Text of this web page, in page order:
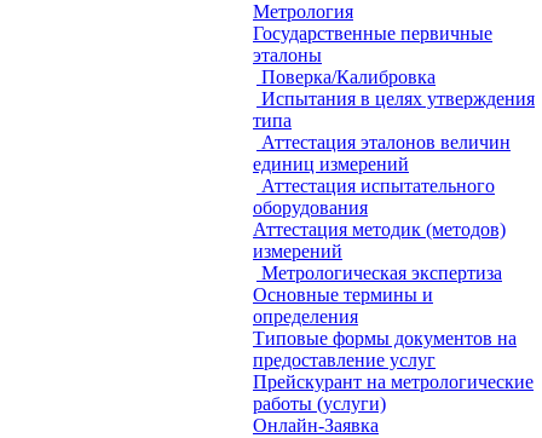
Метрология
Государственные первичные
эталоны
Поверка/Калибровка
Испытания в целях утверждения
типа
Аттестация эталонов величин
единиц измерений
Аттестация испытательного
оборудования
Аттестация методик (методов)
измерений
Метрологическая экспертиза
Основные термины и
определения
Типовые формы документов на
предоставление услуг
Прейскурант на метрологические
работы (услуги)
Онлайн-Заявка